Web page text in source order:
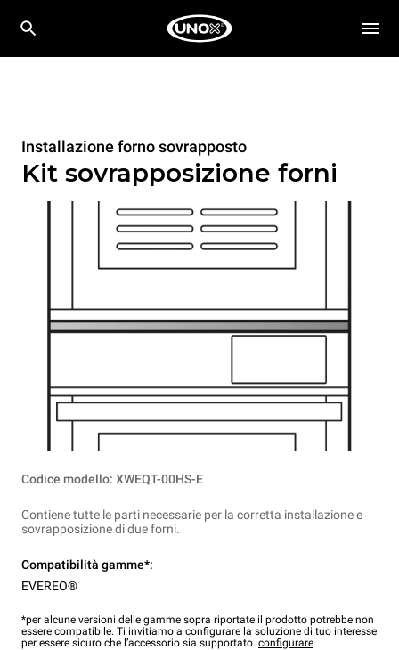
Installazione forno sovrapposto
Kit sovrapposizione forni
Codice modello: XWEQT-00HS-E
Contiene tutte le parti necessarie per la corretta installazione e
sovrapposizione di due forni.
Compatibilità gamme*:
EVEREO®
*per alcune versioni delle gamme sopra riportate il prodotto potrebbe non
essere compatibile. Ti invitiamo a configurare la soluzione di tuo interesse
per essere sicuro che l’accessorio sia supportato. configurare